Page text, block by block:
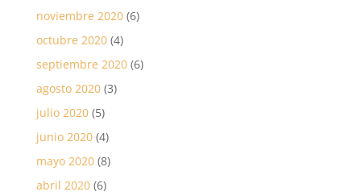
noviembre 2020(6)
octubre 2020(4)
septiembre 2020(6)
agosto 2020(3)
julio 2020(5)
junio 2020(4)
mayo 2020(8)
abril 2020(6)